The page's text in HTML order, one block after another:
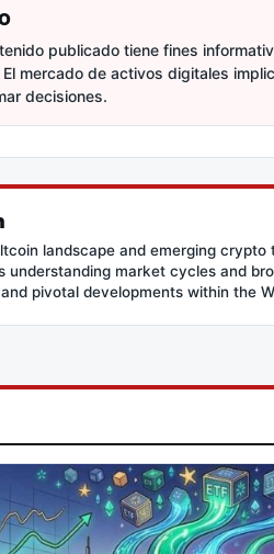
publicado tiene fines
mercado de activos digitales
decisiones.
landscape and emerging
understanding market cycles and
pivotal developments within the